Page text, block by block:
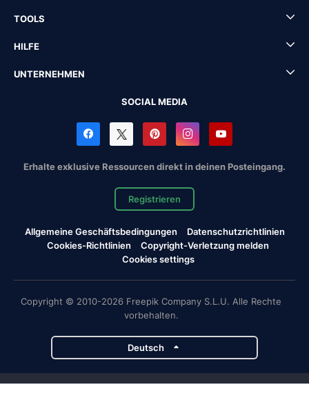
TOOLS
HILFE
UNTERNEHMEN
SOCIAL MEDIA
Erhalte exklusive Ressourcen direkt in deinen Posteingang.
Registrieren
Allgemeine Geschäftsbedingungen
Datenschutzrichtlinien
Cookies-Richtlinien
Copyright-Verletzung melden
Cookies settings
Copyright © 2010-2026 Freepik Company S.L.U. Alle Rechte
vorbehalten.
Deutsch